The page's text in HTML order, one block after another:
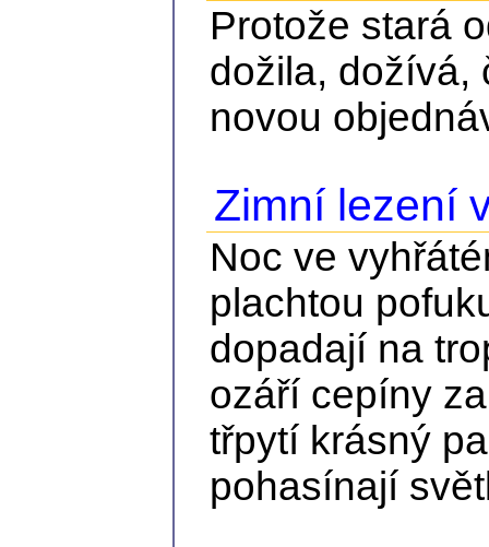
Protože stará
dožila, dožívá,
novou
Zimní lezení
Noc ve
plachtou
dopadají na
ozáří cepíny
třpytí krásný
pohasínají